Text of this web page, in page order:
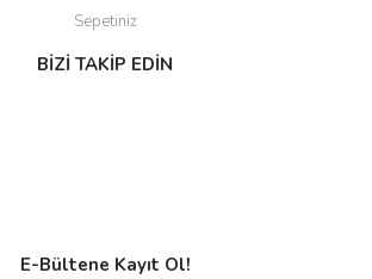
Sepetiniz
BİZİ TAKİP EDİN
E-Bültene Kayıt Ol!